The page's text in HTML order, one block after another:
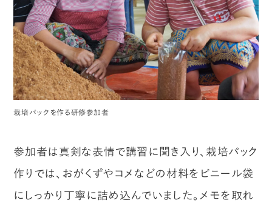
栽培パックを作る研修参加者
参加者は真剣な表情で講習に聞き入り、栽培パック
作りでは、おがくずやコメなどの材料をビニール袋
にしっかり丁寧に詰め込んでいました。メモを取れ